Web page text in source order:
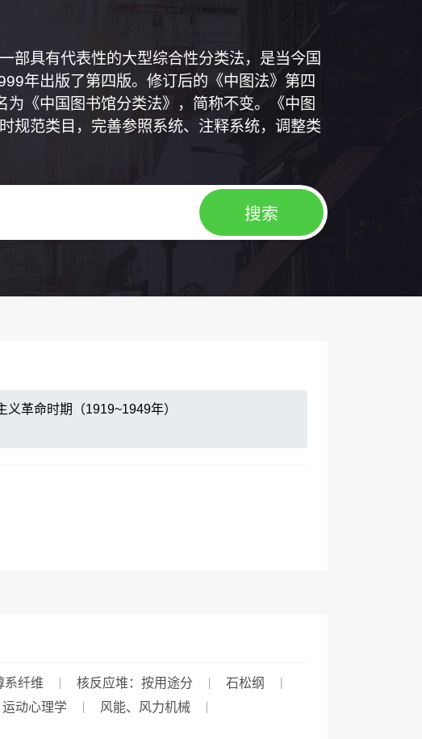
部具有代表性的大型综合性分类法，是当今国
年出版了第四版。修订后的《中图法》第四
《中国图书馆分类法》，简称不变。《中图
规范类目，完善参照系统、注释系统，调整类
义革命时期（1919~1949年）
系纤维 核反应堆：按用途分
石松纲
运动心理学
风能、风力机械